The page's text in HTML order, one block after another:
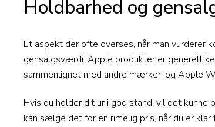
Holdbarhed og
Et aspekt der ofte overses, når man vurderer
gensalgsværdi. Apple produkter er generelt
sammenlignet med andre mærker, og Apple
Hvis du holder dit ur i god stand, vil det
kan sælge det for en rimelig pris, når du er klar